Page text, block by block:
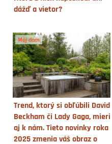
dážď a vietor?
Môj dom
Trend, ktorý si obľúbili David
Beckham či Lady Gaga, mieri
aj k nám. Tieto novinky roka
2025 zmenia váš obraz o